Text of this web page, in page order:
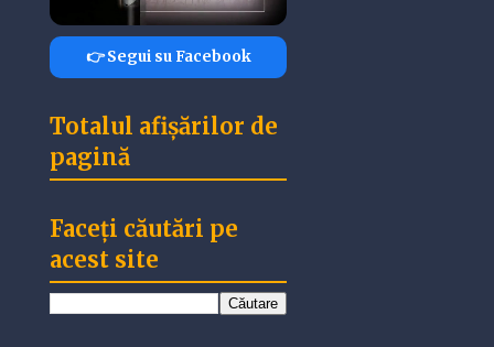
👉 Segui su Facebook
Totalul afișărilor de
pagină
Faceți căutări pe
acest site